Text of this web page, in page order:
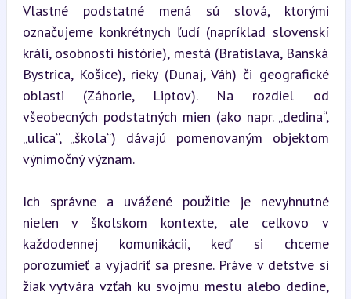
Vlastné podstatné mená sú slová, ktorými
označujeme konkrétnych ľudí (napríklad slovenskí
králi, osobnosti histórie), mestá (Bratislava, Banská
Bystrica, Košice), rieky (Dunaj, Váh) či geografické
oblasti (Záhorie, Liptov). Na rozdiel od
všeobecných podstatných mien (ako napr. „dedina“,
„ulica“, „škola“) dávajú pomenovaným objektom
výnimočný význam.
Ich správne a uvážené použitie je nevyhnutné
nielen v školskom kontexte, ale celkovo v
každodennej komunikácii, keď si chceme
porozumieť a vyjadriť sa presne. Práve v detstve si
žiak vytvára vzťah ku svojmu mestu alebo dedine,